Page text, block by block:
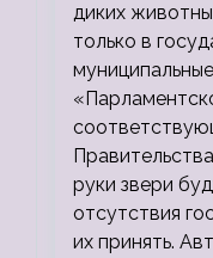
диких
только в
руки звери
отсутствия
их принять.